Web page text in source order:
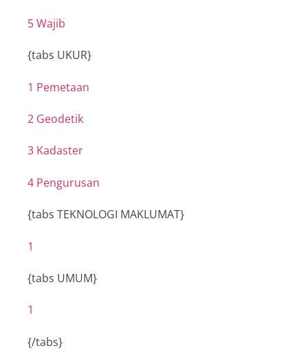
5 Wajib
{tabs UKUR}
1 Pemetaan
2 Geodetik
3 Kadaster
4 Pengurusan
{tabs TEKNOLOGI MAKLUMAT}
1
{tabs UMUM}
1
{/tabs}